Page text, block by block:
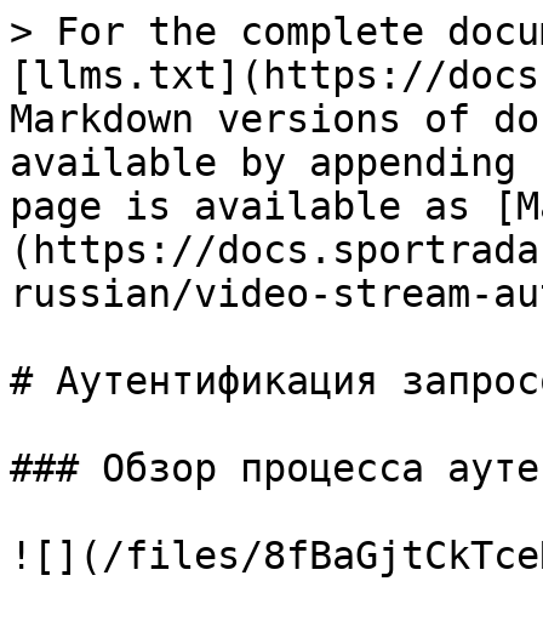
> For the complete
[llms.txt](https://
Markdown versions of
available by
page is available as
(https://
russian/video-stream-
# Аутентификация
### Обзор процесса
![](/files/